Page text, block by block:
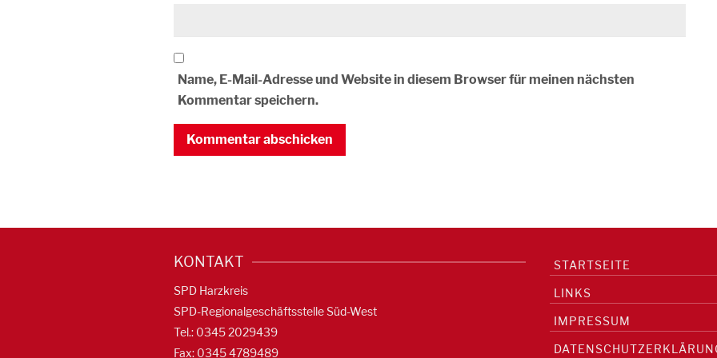
Name, E-Mail-Adresse und Website in diesem Browser für meinen nächsten
Kommentar speichern.
KONTAKT
SPD Harzkreis
SPD-Regionalgeschäftsstelle Süd-West
Tel.: 0345 2029439
Fax: 0345 4789489
STARTSEITE
LINKS
IMPRESSUM